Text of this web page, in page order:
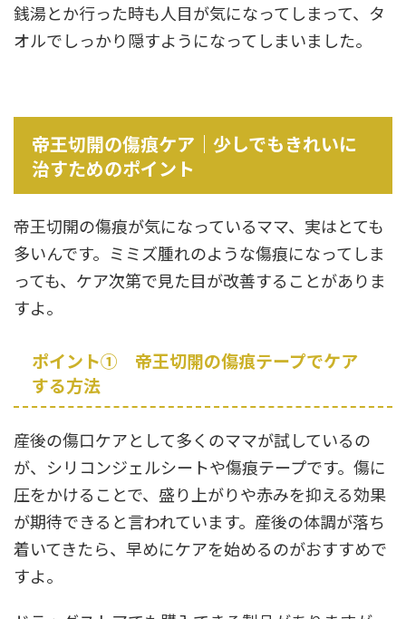
銭湯とか行った時も人目が気になってしまって、タ
オルでしっかり隠すようになってしまいました。
帝王切開の傷痕ケア｜少しでもきれいに
治すためのポイント
帝王切開の傷痕が気になっているママ、実はとても
多いんです。ミミズ腫れのような傷痕になってしま
っても、ケア次第で見た目が改善することがありま
すよ。
ポイント① 帝王切開の傷痕テープでケア
する方法
産後の傷口ケアとして多くのママが試しているの
が、シリコンジェルシートや傷痕テープです。傷に
圧をかけることで、盛り上がりや赤みを抑える効果
が期待できると言われています。産後の体調が落ち
着いてきたら、早めにケアを始めるのがおすすめで
すよ。